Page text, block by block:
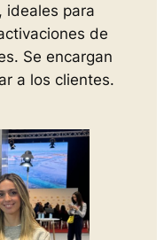
ideales para
de
Se encargan
a los clientes.